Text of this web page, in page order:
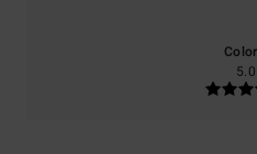
5.0